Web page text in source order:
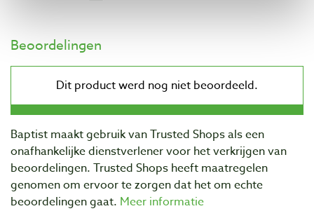
Beoordelingen
Baptist maakt gebruik van Trusted Shops als een
onafhankelijke dienstverlener voor het verkrijgen van
beoordelingen. Trusted Shops heeft maatregelen
genomen om ervoor te zorgen dat het om echte
beoordelingen gaat. Meer informatie